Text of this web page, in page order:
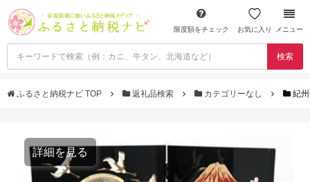
限度額をチェック お気に入り メニュー
検索
ふるさと納税ナビ TOP 返礼品検索 カテゴリーなし 紀
詳細を見る